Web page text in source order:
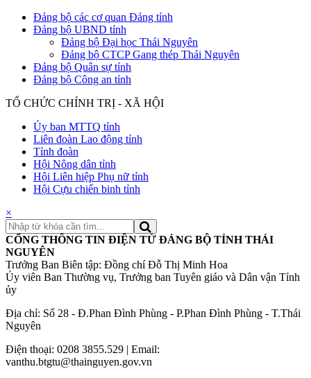
Đảng bộ các cơ quan Đảng tỉnh
Đảng bộ UBND tỉnh
Đảng bộ Đại học Thái Nguyên
Đảng bộ CTCP Gang thép Thái Nguyên
Đảng bộ Quân sự tỉnh
Đảng bộ Công an tỉnh
TỔ CHỨC CHÍNH TRỊ - XÃ HỘI
Ủy ban MTTQ tỉnh
Liên đoàn Lao động tỉnh
Tỉnh đoàn
Hội Nông dân tỉnh
Hội Liên hiệp Phụ nữ tỉnh
Hội Cựu chiến binh tỉnh
×
CỔNG THÔNG TIN ĐIỆN TỬ ĐẢNG BỘ TỈNH THÁI
NGUYÊN
Trưởng Ban Biên tập: Đồng chí Đỗ Thị Minh Hoa
Ủy viên Ban Thường vụ, Trưởng ban Tuyên giáo và Dân vận Tỉnh
ủy
Địa chỉ: Số 28 - Đ.Phan Đình Phùng - P.Phan Đình Phùng - T.Thái
Nguyên
Điện thoại: 0208 3855.529 | Email:
vanthu.btgtu@thainguyen.gov.vn